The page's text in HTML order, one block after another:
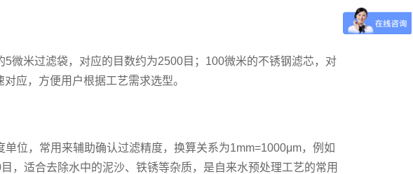
微米过滤袋，对应的目数约为2500目；100微米的不锈钢滤芯，对
对应，方便用户根据工艺需求选型。
位，常用来辅助确认过滤精度，换算关系为1mm=1000μm，例如
，适合去除水中的泥沙、铁锈等杂质，是自来水预处理工艺的常用